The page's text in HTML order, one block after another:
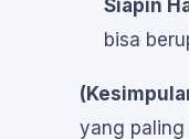
Siapin
bisa
yang paling